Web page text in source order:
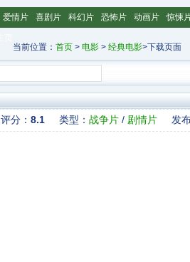
爱情片 喜剧片 科幻片 恐怖片 动画片 惊悚
当前位置： 首页 > 电影 > 经典电影>下载页面
评分： 8.1 类型： 战争片 / 剧情片 发